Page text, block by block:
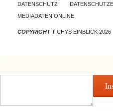
DATENSCHUTZ
MEDIADATEN ONLINE
COPYRIGHTTICHYS EINBLICK 2026